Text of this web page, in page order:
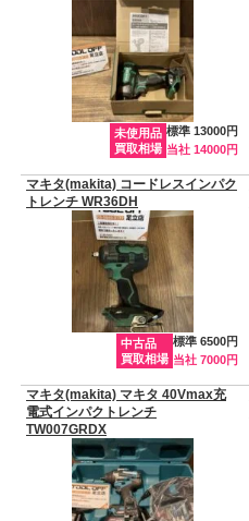
未使用品
買取相場
標準 13000円
当社 14000円
マキタ(makita) コードレスインパク
トレンチ WR36DH
中古品
買取相場
標準 6500円
当社 7000円
マキタ(makita) マキタ 40Vmax充
電式インパクトレンチ
TW007GRDX